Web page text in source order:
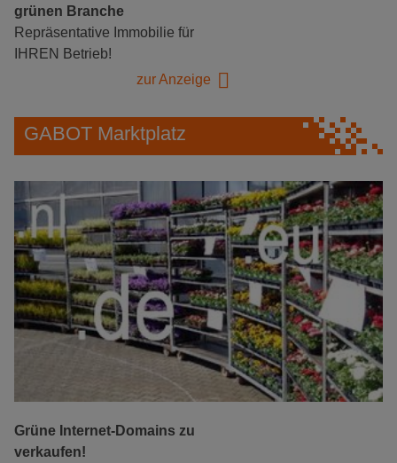
grünen Branche
Repräsentative Immobilie für
IHREN Betrieb!
zur Anzeige
GABOT Marktplatz
Grüne Internet-Domains zu
verkaufen!